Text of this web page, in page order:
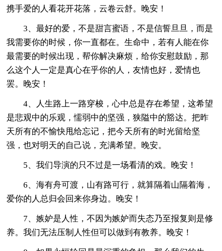
携手爱的人看花开花落，云卷云舒。晚安！
3、最好的爱，不是甜言蜜语，不是信誓旦旦，而是
我需要你的时候，你一直都在。生命中，若有人能在你
最需要的时候出现，帮你解决麻烦，给你安慰鼓励，那
么这个人一定是真心在乎你的人，友情也好，爱情也
罢。晚安！
4、人生路上一路穿梭，心中总是存在希望，这希望
是悲观中的乐观，懦弱中的坚强，狭隘中的豁达。把昨
天所有的不愉快甩给忘记，把今天所有的时光留给坚
强，也对明天的自己说，充满希望。晚安。
5、我们导演的只不过是一场看清的戏。晚安！
6、海有舟可渡，山有路可行，就算隔着山隔着海，
爱你的人总归会回来你身边。晚安！
7、嫉妒是人性，不因为嫉妒而失态乃至报复则是修
养。我们无法压制人性但可以做到有教养。晚安！